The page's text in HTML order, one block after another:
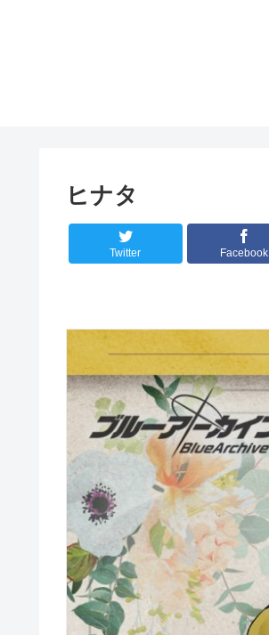
ヒナタ
Twitter Facebook